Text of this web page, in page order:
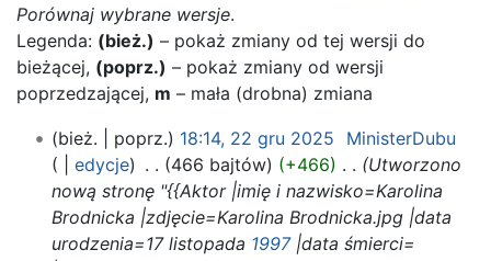
Porównaj wybrane wersje.
Legenda: (bież.) – pokaż zmiany od tej wersji do
bieżącej, (poprz.) – pokaż zmiany od wersji
poprzedzającej, m – mała (drobna) zmiana
22
2025
bież. poprz. 18:14, 22 gru 2025
MinisterDubu
edycje
466 bajtów +466
Utworzono
nową stronę "{{Aktor |imię i nazwisko=Karolina
Brodnicka |zdjęcie=Karolina Brodnicka.jpg |data
urodzenia=17 listopada 1997|data śmierci=